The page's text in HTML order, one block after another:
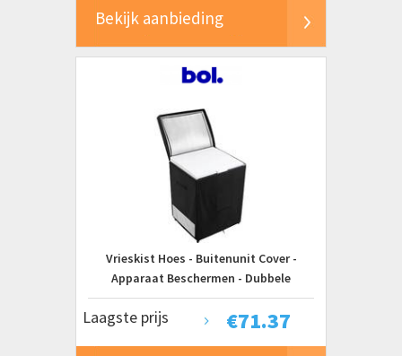
Bekijk aanbieding
Vrieskist Hoes - Buitenunit Cover -
Apparaat Beschermen - Dubbele
Ritssluiting - Universeel - Meerkleurig
€71.37
Laagste prijs